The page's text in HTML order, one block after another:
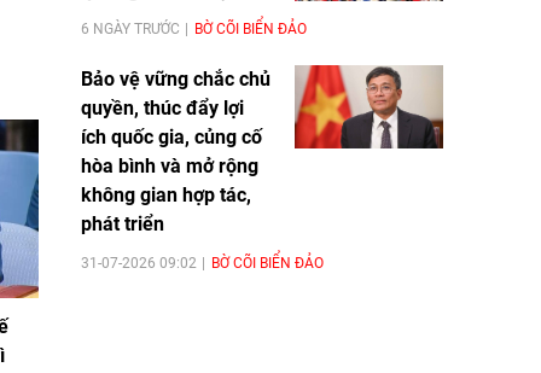
6 NGÀY TRƯỚC BỜ CÕI BIỂN ĐẢO
Bảo vệ vững chắc chủ
quyền, thúc đẩy lợi
ích quốc gia, củng cố
hòa bình và mở rộng
không gian hợp tác,
phát triển
31-07-2026 09:02 BỜ CÕI BIỂN ĐẢO